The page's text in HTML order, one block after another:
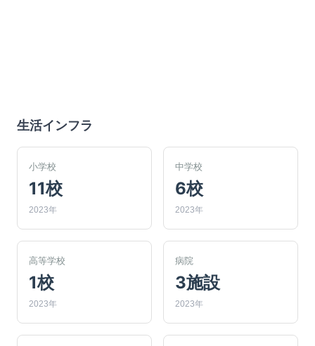
生活インフラ
小学校
11校
2023年
中学校
6校
2023年
高等学校
1校
2023年
病院
3施設
2023年